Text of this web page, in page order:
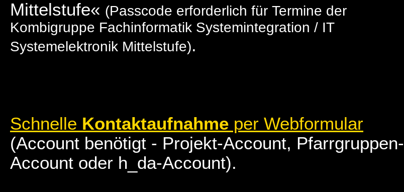
Mittelstufe« (Passcode erforderlich für Termine der
Kombigruppe Fachinformatik Systemintegration / IT
Systemelektronik Mittelstufe).
Schnelle Kontaktaufnahme per Webformular
(Account benötigt - Projekt-Account, Pfarrgruppen-
Account oder h_da-Account).